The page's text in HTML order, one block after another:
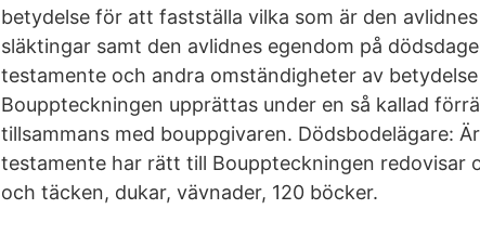
betydelse för att fastställa vilka som är den
släktingar samt den avlidnes egendom på
testamente och andra omständigheter av
Bouppteckningen upprättas under en så kallad
tillsammans med bouppgivaren. Dödsbodelägare:
testamente har rätt till Bouppteckningen redovisar
och täcken, dukar, vävnader, 120 böcker.